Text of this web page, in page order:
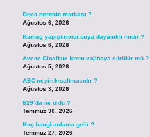
Deco nerenin markası ?
Ağustos 6, 2026
Kumaş yapıştırıcısı suya dayanıklı mıdır ?
Ağustos 6, 2026
Avene Cicalfate krem vajinaya sürülür mü ?
Ağustos 5, 2026
ABC neyin kısaltmasıdır ?
Ağustos 3, 2026
629’da ne oldu ?
Temmuz 30, 2026
Koç hangi anlama gelir ?
Temmuz 27, 2026